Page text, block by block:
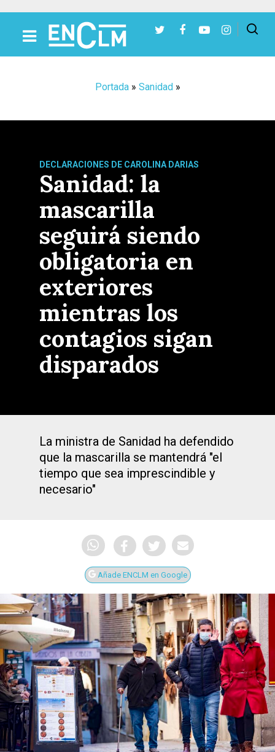
Portada» Sanidad»
DECLARACIONES DE CAROLINA DARIAS
Sanidad: la
mascarilla
seguirá siendo
obligatoria en
exteriores
mientras los
contagios sigan
disparados
La ministra de Sanidad ha defendido
que la mascarilla se mantendrá "el
tiempo que sea imprescindible y
necesario"
Añade ENCLM en Google